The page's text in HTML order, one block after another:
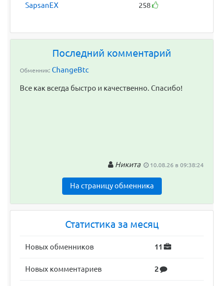
SapsanEX 258
Последний комментарий
Обменник: ChangeBtc
Все как всегда быстро и качественно. Спасибо!
Никита 10.08.26 в 09:38:24
На страницу обменника
Статистика за месяц
Новых обменников 11
Новых комментариев 2